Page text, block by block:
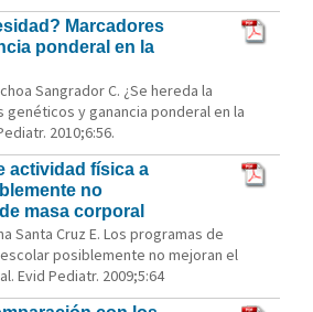
Marcadores
ponderal en la
Sangrador C. ¿Se hereda la
genéticos y ganancia ponderal en la
2010;6:56.
actividad física a
no
masa corporal
Santa Cruz E. Los programas de
posiblemente no mejoran el
Evid Pediatr. 2009;5:64